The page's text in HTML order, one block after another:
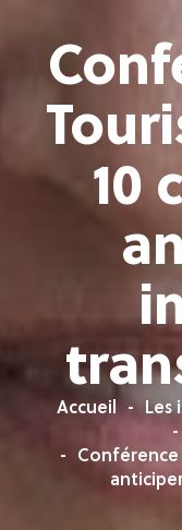
10
Accueil
Les
Conférence